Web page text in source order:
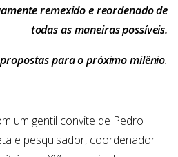
remexido e reordenado de
todas as maneiras possíveis.
para o próximo milênio.
gentil convite de Pedro
e pesquisador, coordenador